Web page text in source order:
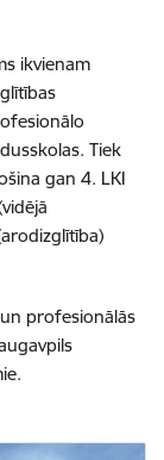
ikvienam
Tiek
gan 4. LKI
profesionālās